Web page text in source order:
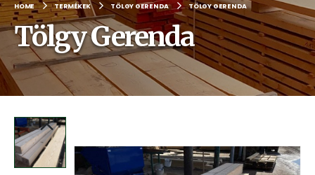
HOME TERMÉKEK TÖLGY GERENDA TÖLGY GERENDA
Tölgy Gerenda